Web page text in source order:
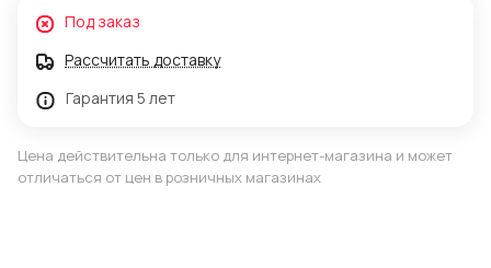
Под заказ
Рассчитать доставку
Гарантия 5 лет
Цена действительна только для интернет-магазина и может
отличаться от цен в розничных магазинах